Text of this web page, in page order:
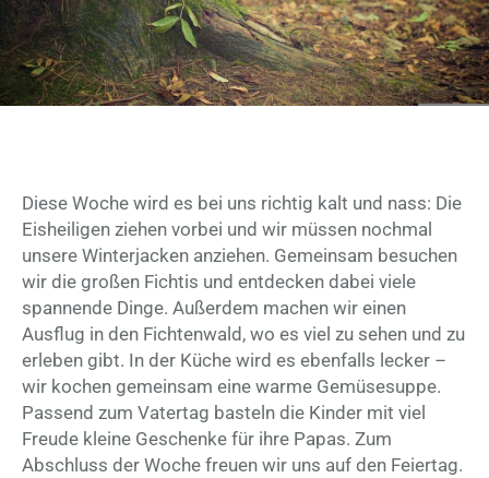
Diese Woche wird es bei uns richtig kalt und nass: Die
Eisheiligen ziehen vorbei und wir müssen nochmal
unsere Winterjacken anziehen. Gemeinsam besuchen
wir die großen Fichtis und entdecken dabei viele
spannende Dinge. Außerdem machen wir einen
Ausflug in den Fichtenwald, wo es viel zu sehen und zu
erleben gibt. In der Küche wird es ebenfalls lecker –
wir kochen gemeinsam eine warme Gemüsesuppe.
Passend zum Vatertag basteln die Kinder mit viel
Freude kleine Geschenke für ihre Papas. Zum
Abschluss der Woche freuen wir uns auf den Feiertag.